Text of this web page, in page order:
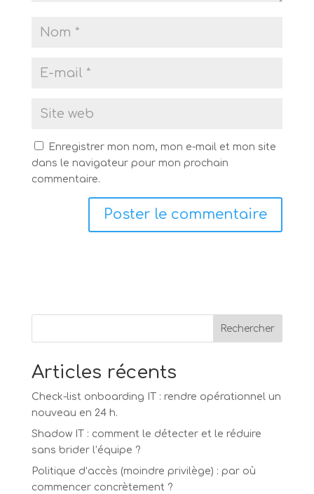
Enregistrer mon nom, mon e-mail et mon site
dans le navigateur pour mon prochain
commentaire.
Rechercher
Articles récents
Check-list onboarding IT : rendre opérationnel un
nouveau en 24 h.
Shadow IT : comment le détecter et le réduire
sans brider l’équipe ?
Politique d’accès (moindre privilège) : par où
commencer concrètement ?